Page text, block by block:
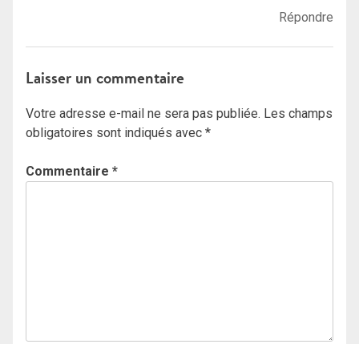
Répondre
Laisser un commentaire
Votre adresse e-mail ne sera pas publiée. Les champs
obligatoires sont indiqués avec *
Commentaire *